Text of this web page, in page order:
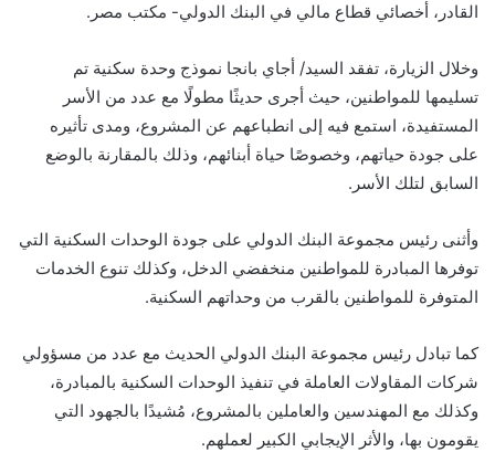
القادر، أخصائي قطاع مالي في البنك الدولي- مكتب مصر.
وخلال الزيارة، تفقد السيد/ أجاي بانجا نموذج وحدة سكنية تم
تسليمها للمواطنين، حيث أجرى حديثًا مطولًا مع عدد من الأسر
المستفيدة، استمع فيه إلى انطباعهم عن المشروع، ومدى تأثيره
على جودة حياتهم، وخصوصًا حياة أبنائهم، وذلك بالمقارنة بالوضع
السابق لتلك الأسر.
وأثنى رئيس مجموعة البنك الدولي على جودة الوحدات السكنية التي
توفرها المبادرة للمواطنين منخفضي الدخل، وكذلك تنوع الخدمات
المتوفرة للمواطنين بالقرب من وحداتهم السكنية.
كما تبادل رئيس مجموعة البنك الدولي الحديث مع عدد من مسؤولي
شركات المقاولات العاملة في تنفيذ الوحدات السكنية بالمبادرة،
وكذلك مع المهندسين والعاملين بالمشروع، مُشيدًا بالجهود التي
يقومون بها، والأثر الإيجابي الكبير لعملهم.